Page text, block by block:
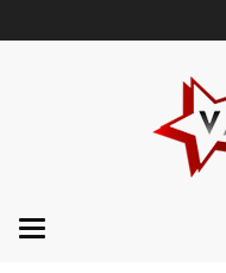
Categories